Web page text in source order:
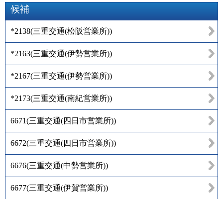
候補
*2138(三重交通(松阪営業所))
*2163(三重交通(伊勢営業所))
*2167(三重交通(伊勢営業所))
*2173(三重交通(南紀営業所))
6671(三重交通(四日市営業所))
6672(三重交通(四日市営業所))
6676(三重交通(中勢営業所))
6677(三重交通(伊賀営業所))